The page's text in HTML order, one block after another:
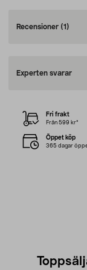
Recensioner (1)
Experten svarar
Fri frakt
Från 599 kr*
Öppet köp
365 dagar